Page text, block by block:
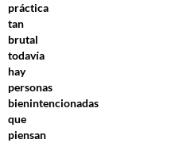
práctica
tan
brutal
todavía
hay
personas
bienintencionadas
que
piensan